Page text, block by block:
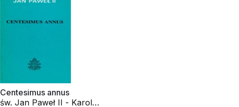
Centesimus annus
św. Jan Paweł II - Karol